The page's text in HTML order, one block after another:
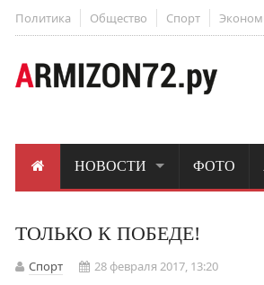
Политика Общество Спорт
НОВОСТИ ФОТО
ТОЛЬКО К ПОБЕДЕ!
Спорт
28 февраля 2017, 13:20